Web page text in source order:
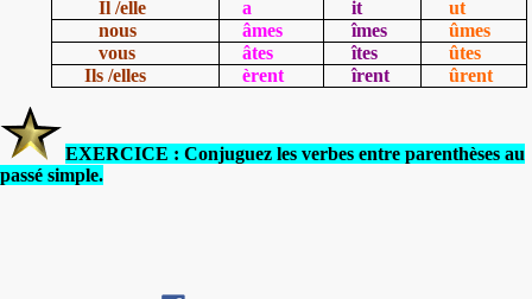
Il /elle
a it
ut
nous
âmes îmes
ûmes
vous
âtes îtes
ûtes
Ils /elles
èrent îrent ûrent
EXERCICE : Conjuguez les verbes entre parenthèses au
passé simple.